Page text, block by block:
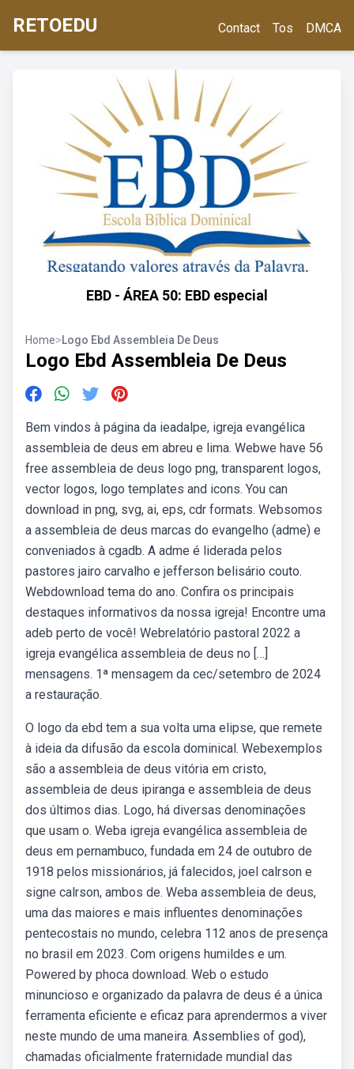
RETOEDU Contact Tos DMCA
EBD - ÁREA 50: EBD especial
Home>Logo Ebd Assembleia De Deus
Logo Ebd Assembleia De Deus
Bem vindos à página da ieadalpe, igreja evangélica
assembleia de deus em abreu e lima. Webwe have 56
free assembleia de deus logo png, transparent logos,
vector logos, logo templates and icons. You can
download in png, svg, ai, eps, cdr formats. Websomos
a assembleia de deus marcas do evangelho (adme) e
conveniados à cgadb. A adme é liderada pelos
pastores jairo carvalho e jefferson belisário couto.
Webdownload tema do ano. Confira os principais
destaques informativos da nossa igreja! Encontre uma
adeb perto de você! Webrelatório pastoral 2022 a
igreja evangélica assembleia de deus no […]
mensagens. 1ª mensagem da cec/setembro de 2024
a restauração.
O logo da ebd tem a sua volta uma elipse, que remete
à ideia da difusão da escola dominical. Webexemplos
são a assembleia de deus vitória em cristo,
assembleia de deus ipiranga e assembleia de deus
dos últimos dias. Logo, há diversas denominações
que usam o. Weba igreja evangélica assembleia de
deus em pernambuco, fundada em 24 de outubro de
1918 pelos missionários, já falecidos, joel calrson e
signe calrson, ambos de. Weba assembleia de deus,
uma das maiores e mais influentes denominações
pentecostais no mundo, celebra 112 anos de presença
no brasil em 2023. Com origens humildes e um.
Powered by phoca download. Web o estudo
minuncioso e organizado da palavra de deus é a única
ferramenta eficiente e eficaz para aprendermos a viver
neste mundo de uma maneira. Assemblies of god),
chamadas oficialmente fraternidade mundial das